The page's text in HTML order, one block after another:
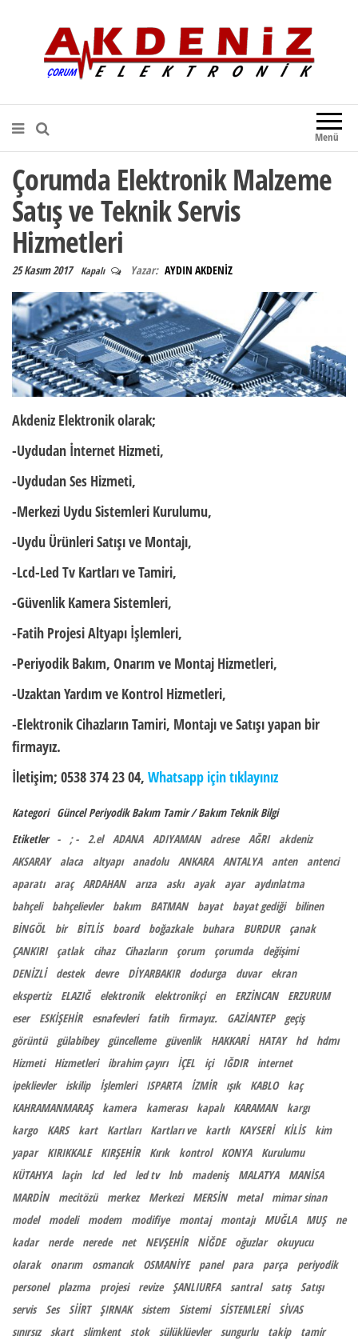
Akdeniz Elektronik
Teknik Destek, Kaliteli Hizmet |
Çorum Elektronik Firması
Menü
Çorumda Elektronik Malzeme
Satış ve Teknik Servis
Hizmetleri
25 Kasım 2017 Kapalı Yazar: AYDIN AKDENİZ
Akdeniz Elektronik olarak;
-Uydudan İnternet Hizmeti,
-Uydudan Ses Hizmeti,
-Merkezi Uydu Sistemleri Kurulumu,
-Uydu Ürünleri Satışı ve Montajı,
-Lcd-Led Tv Kartları ve Tamiri,
-Güvenlik Kamera Sistemleri,
-Fatih Projesi Altyapı İşlemleri,
-Periyodik Bakım, Onarım ve Montaj Hizmetleri,
-Uzaktan Yardım ve Kontrol Hizmetleri,
-Elektronik Cihazların Tamiri, Montajı ve Satışı yapan bir
firmayız.
İletişim; 0538 374 23 04, Whatsapp için tıklayınız
Kategori Güncel Periyodik Bakım Tamir / Bakım Teknik Bilgi
Etiketler - ; - 2.el ADANA ADIYAMAN adrese AĞRI
akdeniz
AKSARAY
alaca altyapı anadolu ANKARA ANTALYA anten
antenci
aparatı
araç ARDAHAN arıza askı ayak ayar
aydınlatma
bahçeli
bahçelievler bakım BATMAN bayat bayat gediği
bilinen
BİNGÖL
bir BİTLİS board boğazkale buhara BURDUR
çanak
ÇANKIRI
çatlak cihaz Cihazların çorum çorumda
değişimi
DENİZLİ
destek devre DİYARBAKIR dodurga duvar
ekran
ekspertiz
ELAZIĞ elektronik elektronikçi en ERZİNCAN
ERZURUM
eser
ESKİŞEHİR esnafevleri fatih firmayız. GAZİANTEP
geçiş
görüntü
gülabibey güncelleme güvenlik HAKKARİ HATAY hd
hdmı
Hizmeti
Hizmetleri ibrahim çayırı İÇEL içi IĞDIR
internet
ipeklievler
iskilip İşlemleri ISPARTA İZMİR ışık KABLO
kaç
KAHRAMANMARAŞ
kamera kamerası kapalı KARAMAN
kargı
kargo
KARS kart Kartları Kartları ve kartlı KAYSERİ KİLİS
kim
yapar
KIRIKKALE KIRŞEHİR Kırık kontrol KONYA
Kurulumu
KÜTAHYA
laçin lcd led led tv lnb madeniş MALATYA
MANİSA
MARDİN
mecitözü merkez Merkezi MERSİN metal
mimar sinan
model
modeli modem modifiye montaj montajı MUĞLA MUŞ
ne
kadar
nerde nerede net NEVŞEHİR NİĞDE oğuzlar
okuyucu
olarak
onarım osmancık OSMANİYE panel para parça
periyodik
personel
plazma projesi revize ŞANLIURFA santral satış
Satışı
servis
Ses SİİRT ŞIRNAK sistem Sistemi SİSTEMLERİ
SİVAS
sınırsız
skart slimkent stok sülüklüevler sungurlu takip
tamir